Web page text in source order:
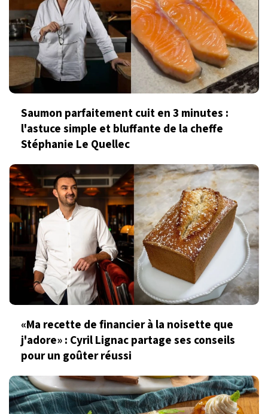
Saumon parfaitement cuit en 3 minutes :
l'astuce simple et bluffante de la cheffe
Stéphanie Le Quellec
«Ma recette de financier à la noisette que
j'adore» : Cyril Lignac partage ses conseils
pour un goûter réussi